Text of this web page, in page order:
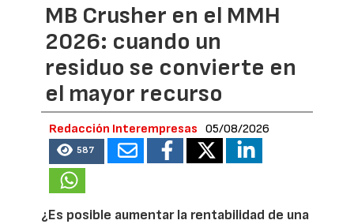
MB Crusher en el MMH
2026: cuando un
residuo se convierte en
el mayor recurso
Redacción Interempresas 05/08/2026
587
¿Es posible aumentar la rentabilidad de una